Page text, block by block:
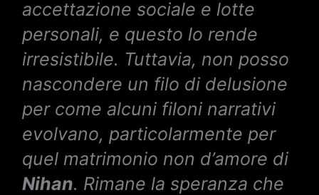
accettazione sociale e lotte
personali, e questo lo rende
irresistibile. Tuttavia, non posso
nascondere un filo di delusione
per come alcuni filoni narrativi
evolvano, particolarmente per
quel matrimonio non d’amore di
Nihan. Rimane la speranza che